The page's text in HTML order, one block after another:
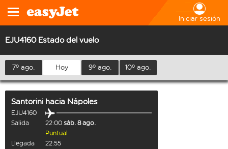
Iniciar sesión
EJU4160 Estado del vuelo
7º ago. Hoy 9º ago. 10º ago.
Santorini hacia Nápoles
EJU4160
Salida
22:00 sáb. 8 ago.
Puntual
Llegada
22:55